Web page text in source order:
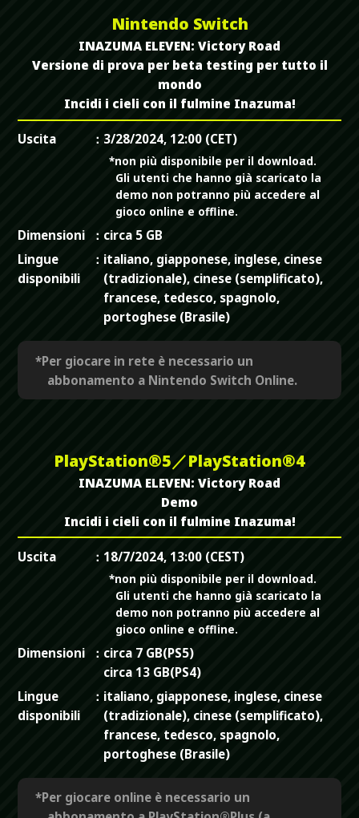
Nintendo Switch
INAZUMA ELEVEN: Victory Road
Versione di prova per beta testing per tutto il
mondo
Incidi i cieli con il fulmine Inazuma!
Uscita 3/28/2024, 12:00 (CET)
*non più disponibile per il download.
Gli utenti che hanno già scaricato la
demo non potranno più accedere al
gioco online e offline.
Dimensioni
circa 5 GB
Lingue
disponibili
italiano, giapponese, inglese, cinese
(tradizionale), cinese (semplificato),
francese, tedesco, spagnolo,
portoghese (Brasile)
*Per giocare in rete è necessario un
abbonamento a Nintendo Switch Online.
PlayStation®5／PlayStation®4
INAZUMA ELEVEN: Victory Road
Demo
Incidi i cieli con il fulmine Inazuma!
Uscita 18/7/2024, 13:00 (CEST)
*non più disponibile per il download.
Gli utenti che hanno già scaricato la
demo non potranno più accedere al
gioco online e offline.
Dimensioni
circa 7 GB(PS5)
circa 13 GB(PS4)
Lingue
disponibili
italiano, giapponese, inglese, cinese
(tradizionale), cinese (semplificato),
francese, tedesco, spagnolo,
portoghese (Brasile)
*Per giocare online è necessario un